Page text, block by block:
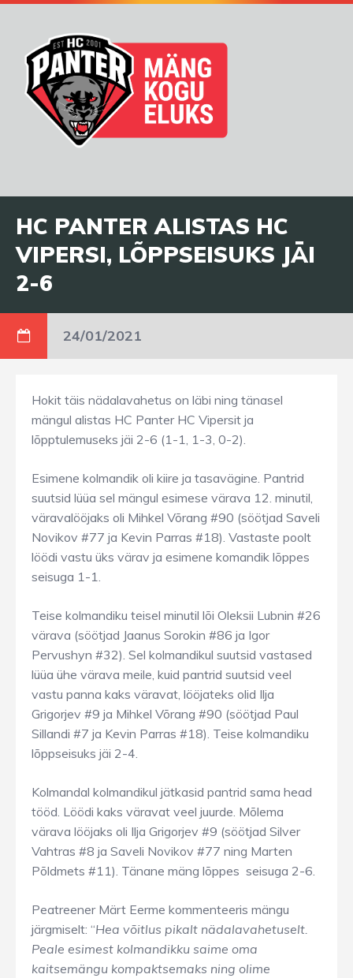
HC PANTER ALISTAS HC
VIPERSI, LÕPPSEISUKS JÄI
2-6
24/01/2021
Hokit täis nädalavahetus on läbi ning tänasel
mängul alistas HC Panter HC Vipersit ja
lõpptulemuseks jäi 2-6 (1-1, 1-3, 0-2).
Esimene kolmandik oli kiire ja tasavägine. Pantrid
suutsid lüüa sel mängul esimese värava 12. minutil,
väravalööjaks oli Mihkel Võrang #90 (söötjad Saveli
Novikov #77 ja Kevin Parras #18). Vastaste poolt
löödi vastu üks värav ja esimene komandik lõppes
seisuga 1-1.
Teise kolmandiku teisel minutil lõi Oleksii Lubnin #26
värava (söötjad Jaanus Sorokin #86 ja Igor
Pervushyn #32). Sel kolmandikul suutsid vastased
lüüa ühe värava meile, kuid pantrid suutsid veel
vastu panna kaks väravat, lööjateks olid Ilja
Grigorjev #9 ja Mihkel Võrang #90 (söötjad Paul
Sillandi #7 ja Kevin Parras #18). Teise kolmandiku
lõppseisuks jäi 2-4.
Kolmandal kolmandikul jätkasid pantrid sama head
tööd. Löödi kaks väravat veel juurde. Mõlema
värava lööjaks oli Ilja Grigorjev #9 (söötjad Silver
Vahtras #8 ja Saveli Novikov #77 ning Marten
Põldmets #11). Tänane mäng lõppes seisuga 2-6.
Peatreener Märt Eerme kommenteeris mängu
järgmiselt: “Hea võitlus pikalt nädalavahetuselt.
Peale esimest kolmandikku saime oma
kaitsemängu kompaktsemaks ning olime